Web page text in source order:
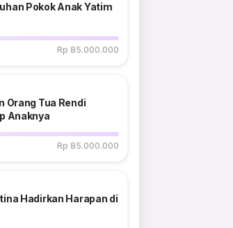
Pokok Anak Yatim
Rp 85.000.000
Orang Tua Rendi
Anaknya
Rp 85.000.000
di